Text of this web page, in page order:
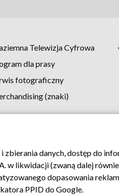
Telewizja Cyfrowa
dla prasy
fotograficzny
(znaki)
reklamy Kontakt
danych, dostęp do
w likwidacji (zwaną dalej
dopasowania
PPID do Google.